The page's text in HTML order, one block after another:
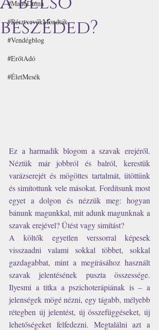
#ManóDuma
#RésztvevőkMondták
#Vendégblog
#ErőtAdó
#ÉletMesék
beszéded?
Ez a harmadik blogom a szavak erejéről.
Néztük már jobbról és balról, kerestük
varázserejét és mögöttes tartalmát, ütöttünk
és simítottunk vele másokat. Fordítsunk most
egyet a dolgon és nézzük meg: hogyan
bánunk magunkkal, mit adunk magunknak a
szavak erejével? Ütést vagy simítást?
A költők egyetlen verssorral képesek
visszaadni valami sokkal többet, sokkal
gazdagabbat, mint a megírásához használt
szavak jelentésének puszta összessége.
Ilyesmi a titka a pszichoterápiának is – a
jelenségek mögé nézni, egy tágabb, mélyebb
rétegben új jelentést, új összefüggéseket, új
lehetőségeket felfedezni. Megtalálni azt a